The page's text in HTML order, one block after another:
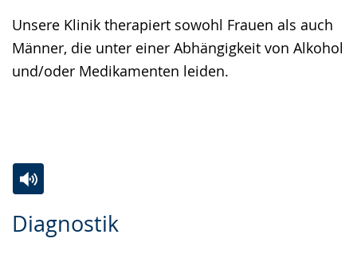
Unsere Klinik therapiert sowohl Frauen als auch
Männer, die unter einer Abhängigkeit von Alkohol
und/oder Medikamenten leiden.
Diagnostik
Leichten
Audio-
Video